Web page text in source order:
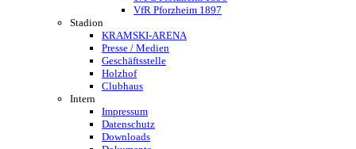
VfR Pforzheim 1897
Stadion
KRAMSKI-ARENA
Presse / Medien
Geschäftsstelle
Holzhof
Clubhaus
Intern
Impressum
Datenschutz
Downloads